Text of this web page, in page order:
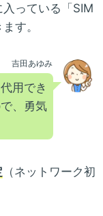
っている「SIM
す。
吉田あゆみ
用でき
、勇気
（ネットワーク初